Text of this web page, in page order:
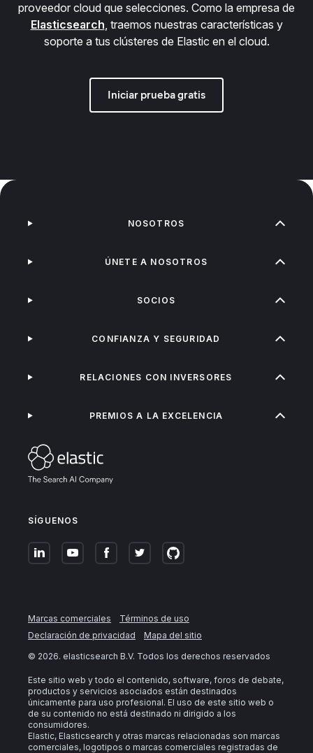
proveedor cloud que selecciones. Como la empresa de
Elasticsearch, traemos nuestras características y
soporte a tus clústeres de Elastic en el cloud.
Iniciar prueba gratis
SÍGUENOS
NOSOTROS
ÚNETE A NOSOTROS
SOCIOS
CONFIANZA Y SEGURIDAD
RELACIONES CON INVERSORES
PREMIOS A LA EXCELENCIA
Marcas comerciales
Términos de uso
Declaración de privacidad
Mapa del sitio
© 2026. elasticsearch B.V. Todos los derechos reservados
Este sitio web y todo el contenido, software, foros de debate,
productos y servicios asociados están destinados
únicamente para uso profesional. El uso de este sitio web o
de su contenido no está destinado ni dirigido a los
consumidores.
Elastic, Elasticsearch y otras marcas relacionadas son marcas
comerciales, logotipos o marcas comerciales registradas de